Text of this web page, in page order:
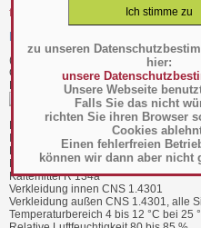
zu unseren
hier:
unsere
Unsere Webseite
Falls Sie das nicht
richten Sie ihren Browser
Cookies
Einen fehlerfreien
können wir dann aber nicht
file_8749_1.pdf Energielabel
Einbaukühlwanne Euro 4-E
(Art.-Nr.:
GTIN: 4063377168458
Hersteller/Großhändler Ideal AKE
BTH 1735 x 780 x 700 mm außen
Innen 4GN
Einbaumaß 1700 x 740 mm
Nettorauminhalt 178 l
Kältemittel R 134a
Verkleidung innen CNS 1.4301
Verkleidung außen CNS 1.4301, alle
Temperaturbereich 4 bis 12 °C bei 25